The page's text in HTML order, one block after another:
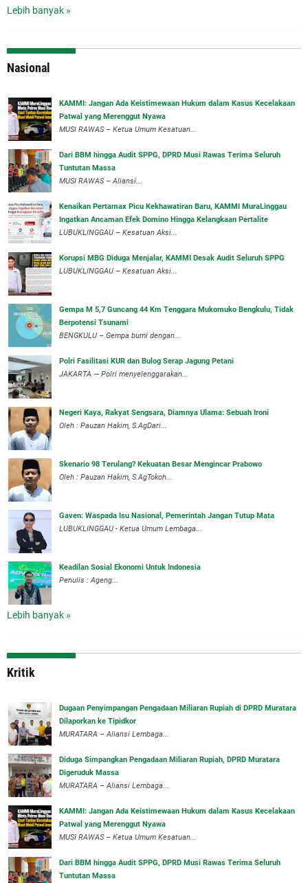
Lebih banyak »
Nasional
‎KAMMI: Jangan Ada Keistimewaan Hukum dalam Kasus Kecelakaan
Patwal yang Merenggut Nyawa
‎MUSI RAWAS – Ketua Umum Kesatuan...
Dari BBM hingga Audit SPPG, DPRD Musi Rawas Terima Seluruh
Tuntutan Massa
MUSI RAWAS – Aliansi...
‎Kenaikan Pertamax Picu Kekhawatiran Baru, KAMMI MuraLinggau
Ingatkan Ancaman Efek Domino Hingga Kelangkaan Pertalite
‎LUBUKLINGGAU – Kesatuan Aksi...
Korupsi MBG Diduga Menjalar, KAMMI Desak Audit Seluruh SPPG
‎LUBUKLINGGAU – Kesatuan Aksi...
Gempa M 5,7 Guncang 44 Km Tenggara Mukomuko Bengkulu, Tidak
Berpotensi Tsunami
BENGKULU – Gempa bumi dengan...
Polri Fasilitasi KUR dan Bulog Serap Jagung Petani
JAKARTA — Polri menyelenggarakan...
Negeri Kaya, Rakyat Sengsara, Diamnya Ulama: Sebuah Ironi
Oleh : Pauzan Hakim, S.AgDari...
Skenario 98 Terulang? Kekuatan Besar Mengincar Prabowo
Oleh : Pauzan Hakim, S.AgTokoh...
Gaven: Waspada Isu Nasional, Pemerintah Jangan Tutup Mata
LUBUKLINGGAU - Ketua Umum Lembaga...
Keadilan Sosial Ekonomi Untuk Indonesia
Penulis : Ageng...
Lebih banyak »
Kritik
‎Dugaan Penyimpangan Pengadaan Miliaran Rupiah di DPRD Muratara
Dilaporkan ke Tipidkor
‎MURATARA – Aliansi Lembaga...
Diduga Simpangkan Pengadaan Miliaran Rupiah, DPRD Muratara
Digeruduk Massa
‎MURATARA – Aliansi Lembaga...
‎KAMMI: Jangan Ada Keistimewaan Hukum dalam Kasus Kecelakaan
Patwal yang Merenggut Nyawa
‎MUSI RAWAS – Ketua Umum Kesatuan...
Dari BBM hingga Audit SPPG, DPRD Musi Rawas Terima Seluruh
Tuntutan Massa